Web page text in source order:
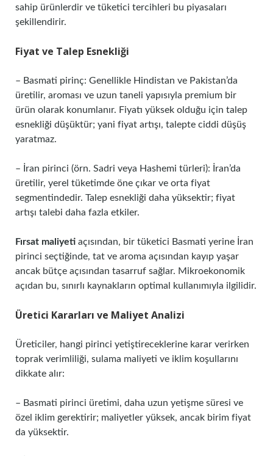
sahip ürünlerdir ve tüketici tercihleri bu piyasaları
şekillendirir.
Fiyat ve Talep Esnekliği
– Basmati pirinç: Genellikle Hindistan ve Pakistan’da
üretilir, aroması ve uzun taneli yapısıyla premium bir
ürün olarak konumlanır. Fiyatı yüksek olduğu için talep
esnekliği düşüktür; yani fiyat artışı, talepte ciddi düşüş
yaratmaz.
– İran pirinci (örn. Sadri veya Hashemi türleri): İran’da
üretilir, yerel tüketimde öne çıkar ve orta fiyat
segmentindedir. Talep esnekliği daha yüksektir; fiyat
artışı talebi daha fazla etkiler.
Fırsat maliyeti açısından, bir tüketici Basmati yerine İran
pirinci seçtiğinde, tat ve aroma açısından kayıp yaşar
ancak bütçe açısından tasarruf sağlar. Mikroekonomik
açıdan bu, sınırlı kaynakların optimal kullanımıyla ilgilidir.
Üretici Kararları ve Maliyet Analizi
Üreticiler, hangi pirinci yetiştireceklerine karar verirken
toprak verimliliği, sulama maliyeti ve iklim koşullarını
dikkate alır:
– Basmati pirinci üretimi, daha uzun yetişme süresi ve
özel iklim gerektirir; maliyetler yüksek, ancak birim fiyat
da yüksektir.